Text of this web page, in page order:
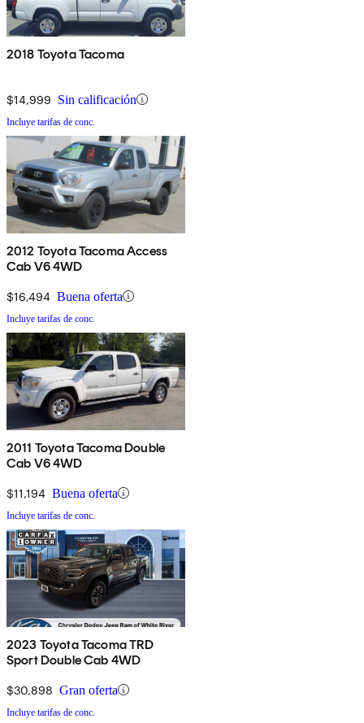
2018 Toyota Tacoma
$14,999 Sin calificación
Incluye tarifas de conc.
2012 Toyota Tacoma Access
Cab V6 4WD
$16,494 Buena oferta
Incluye tarifas de conc.
2011 Toyota Tacoma Double
Cab V6 4WD
$11,194 Buena oferta
Incluye tarifas de conc.
2023 Toyota Tacoma TRD
Sport Double Cab 4WD
$30,898 Gran oferta
Incluye tarifas de conc.